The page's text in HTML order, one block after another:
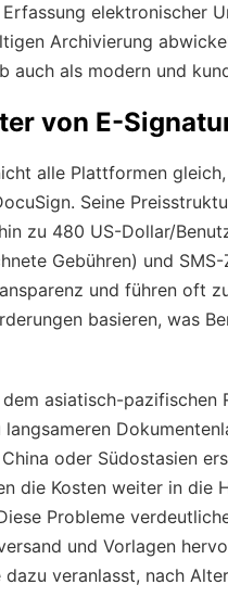
elektronischer
Archivierung
auch als modern und
von E-
alle Plattformen
Seine
zu 480 US-Dollar/
Gebühren) und
und führen oft
basieren, was
asiatisch-pazifischen
oder Südostasien
die Kosten weiter in die
Probleme
und Vorlagen
veranlasst, nach